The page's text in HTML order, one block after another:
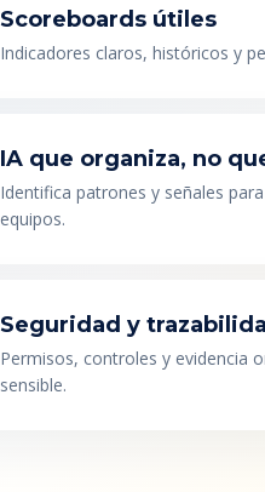
Scoreboards útiles
Indicadores claros, históricos y
IA que organiza, no
Identifica patrones y señales
equipos.
Seguridad y
Permisos, controles y evidencia
sensible.